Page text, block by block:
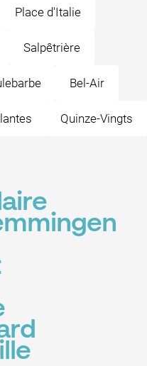
Place d'Italie
Salpêtrière
Bel-Air
Quinze-Vingts